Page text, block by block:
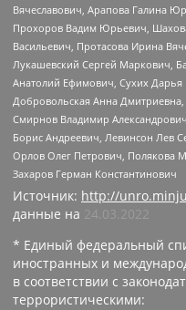
Вячеславович, Арапова Галина
Прохоров Вадим Юрьевич,
Васильевич, Протасова Ирина
Лукашевский Сергей Маркович,
Анатолий Ефимович, Сухих
Добровольская Анна Дмитриевна,
Смирнов Владимир
Борис Андреевич, Левинсон Лев
Орлов Олег Петрович, Полякова
Захаров Герман Константинович
Источник: http://
данные на 24.03.2022
* Единый федеральный
иностранных и
в соответствии с
террористическими: